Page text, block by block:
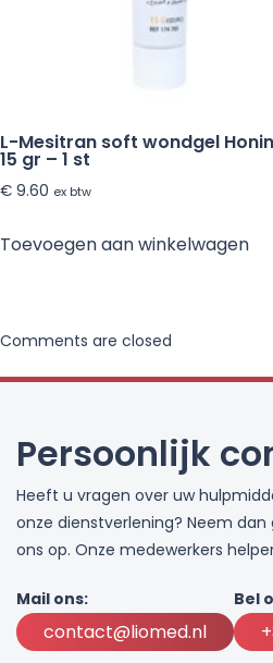
L-Mesitran soft wondgel
15 gr – 1 st
€ 9.60 ex btw
Toevoegen aan winkelwagen
Comments are closed
Persoonlijk
Heeft u vragen over uw
onze dienstverlening? Neem
ons op. Onze medewerkers
Mail ons:
contact@liomed.nl
Bel